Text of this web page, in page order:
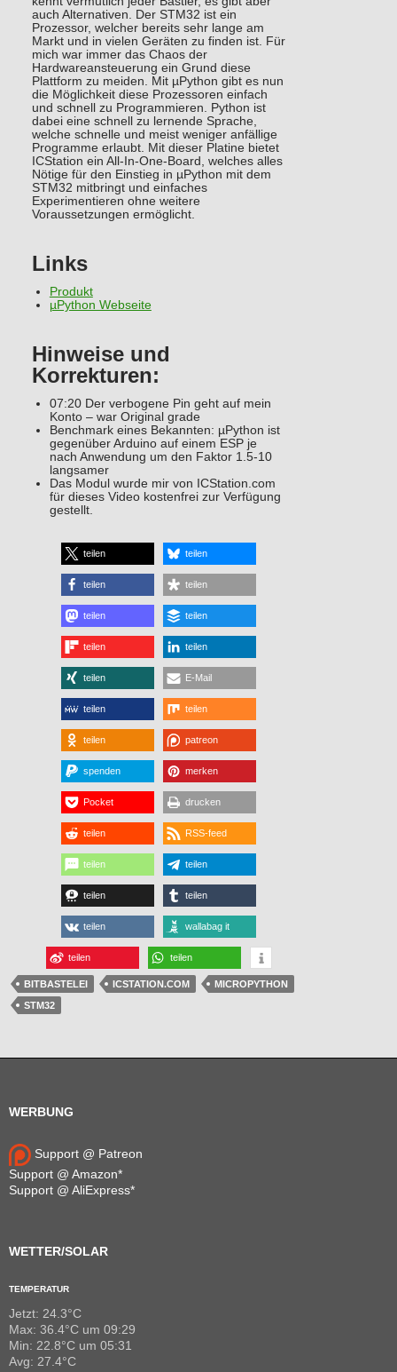
auch Alternativen. Der STM32 ist ein
Prozessor, welcher bereits sehr lange am
Markt und in vielen Geräten zu finden ist. Für
mich war immer das Chaos der
Hardwareansteuerung ein Grund diese
Plattform zu meiden. Mit µPython gibt es nun
die Möglichkeit diese Prozessoren einfach
und schnell zu Programmieren. Python ist
dabei eine schnell zu lernende Sprache,
welche schnelle und meist weniger anfällige
Programme erlaubt. Mit dieser Platine bietet
ICStation ein All-In-One-Board, welches alles
Nötige für den Einstieg in µPython mit dem
STM32 mitbringt und einfaches
Experimentieren ohne weitere
Voraussetzungen ermöglicht.
Links
Produkt
µPython Webseite
Hinweise und
Korrekturen:
07:20 Der verbogene Pin geht auf mein
Konto – war Original grade
Benchmark eines Bekannten: µPython ist
gegenüber Arduino auf einem ESP je
nach Anwendung um den Faktor 1.5-10
langsamer
Das Modul wurde mir von ICStation.com
für dieses Video kostenfrei zur Verfügung
gestellt.
teilen teilen
teilen teilen
teilen teilen
teilen teilen
teilen E-Mail
teilen teilen
teilen patreon
spenden merken
Pocket drucken
teilen RSS-feed
teilen teilen
teilen teilen
teilen wallabag it
teilen teilen
BITBASTELEI ICSTATION.COM
MICROPYTHON
STM32
WERBUNG
Support @ Patreon
Support @ Amazon*
Support @ AliExpress*
WETTER/SOLAR
TEMPERATUR
Jetzt: 24.3°C
Max: 36.4°C um 09:29
Min: 22.8°C um 05:31
Avg: 27.4°C